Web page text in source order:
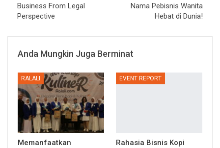
Business From Legal
Perspective
Nama Pebisnis Wanita
Hebat di Dunia!
Anda Mungkin Juga Berminat
RALALI
Memanfaatkan
EVENT REPORT
Rahasia Bisnis Kopi